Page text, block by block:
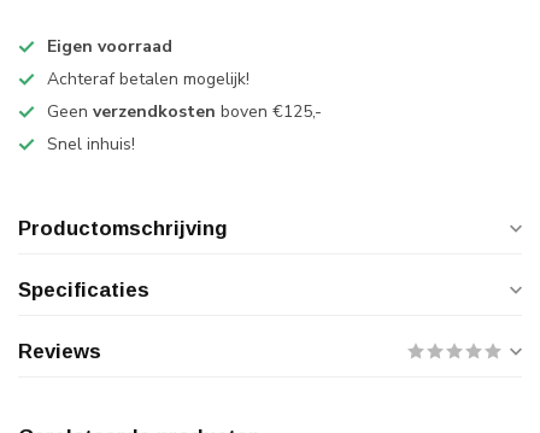
Eigen voorraad
Achteraf betalen mogelijk!
Geen verzendkosten boven €125,-
Snel inhuis!
Productomschrijving
Specificaties
Reviews